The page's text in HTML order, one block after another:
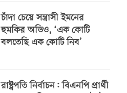
চাঁদা চেয়ে সন্ত্রাসী ইমনের
হুমকির অডিও, ‘এক কোটি
বলতেছি এক কোটি নিব’
রাষ্ট্রপতি নির্বাচন: বিএনপি প্রার্থী